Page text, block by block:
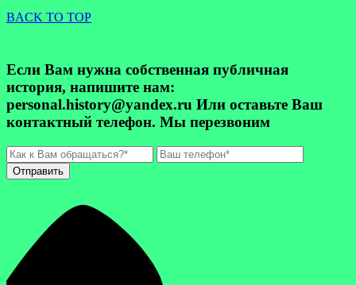
BACK TO TOP
Если Вам нужна собственная публичная
история, напишите нам:
personal.history@yandex.ru Или оставьте Ваш
контактный телефон. Мы перезвоним
Отправить